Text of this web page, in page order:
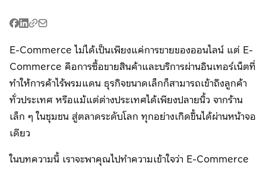
ผ่อนชำระด้วย
บริการเบิกจ่าย
หลายปลายทาง
Meta Ads
โมบายแบงก์กิ้ง
ผ่อนชำระด้วย
บัตร
บริการเบิกจ่าย
หลายปลายทาง
อี-วอลเลต
บัตร
P2P Transfer
E-Commerce ไม่ได้เป็นเพียงแค่การขายของออนไลน์ แต่ E-
Commerce คือการซื้อขายสินค้าและบริการผ่านอินเทอร์เน็ตที่
ทำให้การค้าไร้พรมแดน ธุรกิจขนาดเล็กก็สามารถเข้าถึงลูกค้า
ทั่วประเทศ หรือแม้แต่ต่างประเทศได้เพียงปลายนิ้ว จากร้าน
เล็ก ๆ ในชุมชน สู่ตลาดระดับโลก ทุกอย่างเกิดขึ้นได้ผ่านหน้าจอ
เดียว
ในบทความนี้ เราจะพาคุณไปทำความเข้าใจว่า E-Commerce